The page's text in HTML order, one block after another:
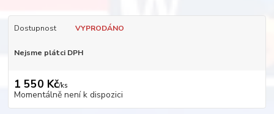
Dostupnost VYPRODÁNO
Nejsme plátci DPH
1 550 Kč/ks
Momentálně není k dispozici